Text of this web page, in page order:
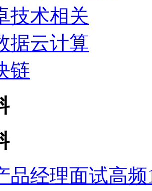
技术相关
据云计算
链
品经理面试高频